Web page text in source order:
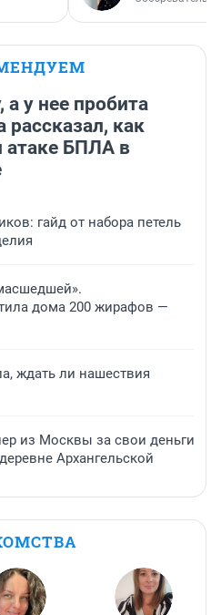
у нее пробита
как
атаке БПЛА в
гайд от набора петель
дома 200 жирафов —
ждать ли нашествия
из Москвы за свои деньги
Архангельской